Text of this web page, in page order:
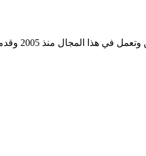
مؤسسة